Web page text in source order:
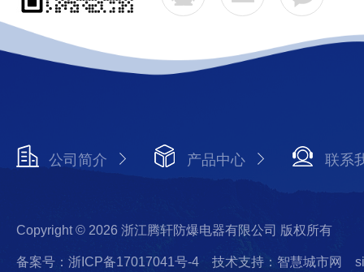
公司简介 产品中心 联系
Copyright © 2026 浙江腾轩防爆电器有限公司 版权所有
备案号：浙ICP备17017041号-4 技术支持：智慧城市网